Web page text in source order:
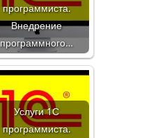
программиста.
Внедрение
программного…
Услуги 1С
программиста.